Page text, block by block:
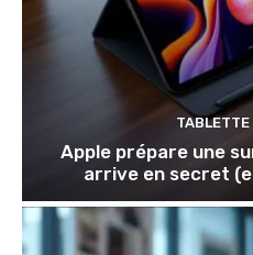
TABLETTE
Apple prépare une
arrive en secret